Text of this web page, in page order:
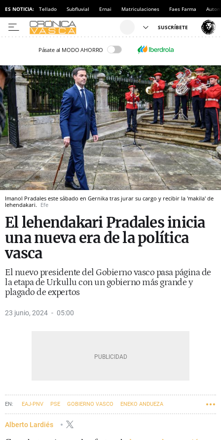
ES NOTICIA: Tellado Subfluvial Ernai Matriculaciones Faes Farma
Pásate al MODO AHORRO
Imanol Pradales este sábado en Gernika tras jurar su cargo y recibir la 'makila' de
lehendakari. Efe
El lehendakari Pradales inicia
una nueva era de la política
vasca
El nuevo presidente del Gobierno vasco pasa página de
la etapa de Urkullu con un gobierno más grande y
plagado de expertos
23 junio, 2024 05:00
EAJ-PNV PSE GOBIERNO VASCO ENEKO ANDUEZA
IMANOL PRADALES LEHENDAKARI
Alberto Lardiés